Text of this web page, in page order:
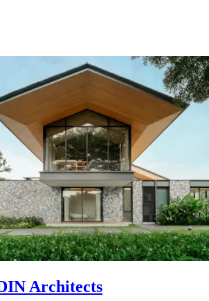
Architects